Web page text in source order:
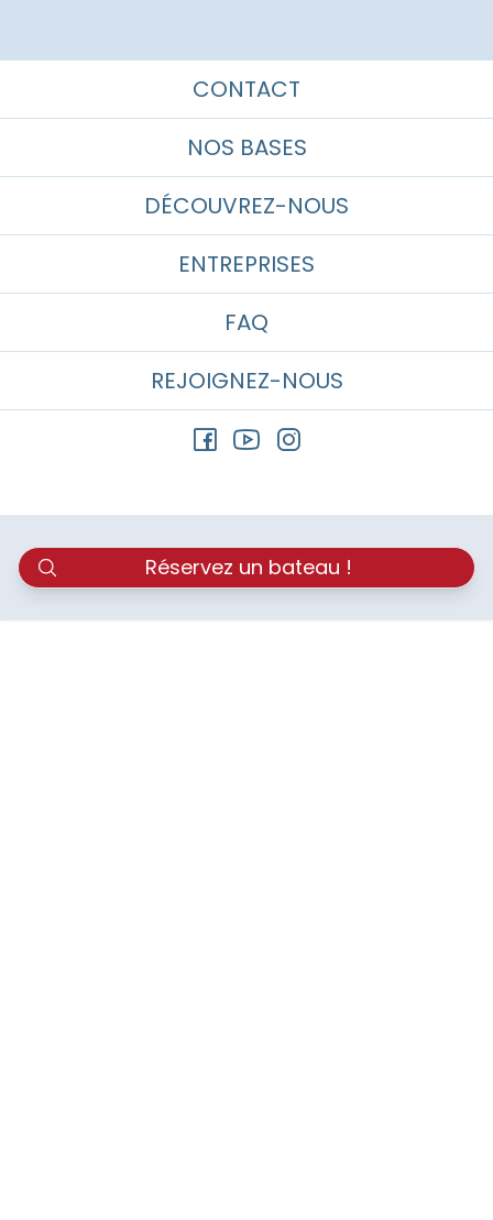
CONTACT
NOS BASES
DÉCOUVREZ-NOUS
ENTREPRISES
FAQ
REJOIGNEZ-NOUS
Réservez un bateau !